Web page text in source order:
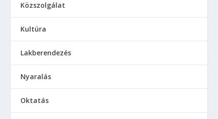
Közszolgálat
Kultúra
Lakberendezés
Nyaralás
Oktatás